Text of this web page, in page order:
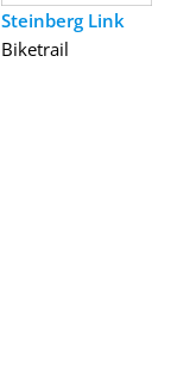
Steinberg Link
Biketrail